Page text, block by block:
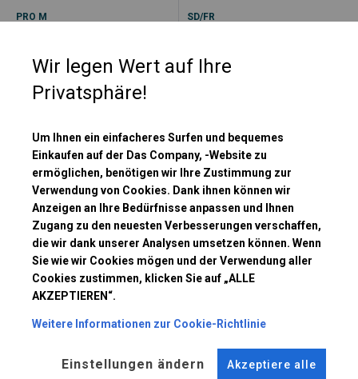
PRO M
PVC-Plane SD
Vielseitigkeit
Versandbereit
Kostenloser Versand
ab8 076,23€
SD/FR
PVC-Plane SD
Versandbereit
Kostenloser Versand
ab5 101,31
6x8m Seite 3m
Ganzjähriges Industriezelt 6x8m
6x12m Seite 2m
Ganzjähriges Industriezelt 6x12m
Seite 2m
Wir legen Wert auf Ihre
Privatsphäre!
Um Ihnen ein einfacheres Surfen und bequemes
Einkaufen auf der Das Company, -Website zu
ermöglichen, benötigen wir Ihre Zustimmung zur
Verwendung von Cookies. Dank ihnen können wir
Anzeigen an Ihre Bedürfnisse anpassen und Ihnen
Zugang zu den neuesten Verbesserungen verschaffen,
die wir dank unserer Analysen umsetzen können. Wenn
Sie wie wir Cookies mögen und der Verwendung aller
Cookies zustimmen, klicken Sie auf „ALLE
AKZEPTIEREN“.
Weitere Informationen zur Cookie-Richtlinie
Einstellungen ändern Akzeptiere alle